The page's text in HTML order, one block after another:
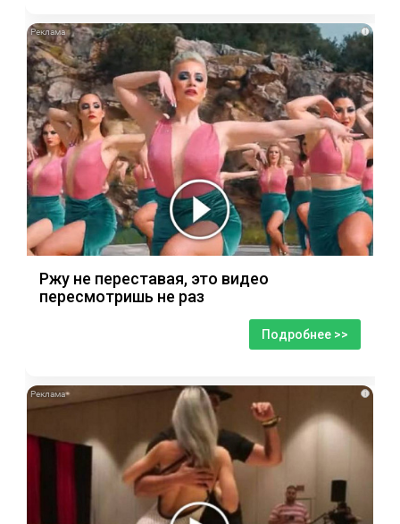
i
Ржу не переставая, это видео
пересмотришь не раз
Подробнее >>
i